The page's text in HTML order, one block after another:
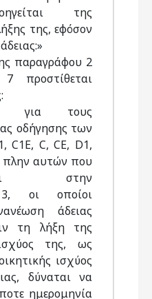
της
της, εφόσον
παραγράφου 2
προστίθεται
για τους
οδήγησης των
C1E, C, CE, D1,
πλην αυτών που
στην
οι οποίοι
άδειας
τη λήξη της
της, ως
ισχύος
δύναται να
ημερομηνία